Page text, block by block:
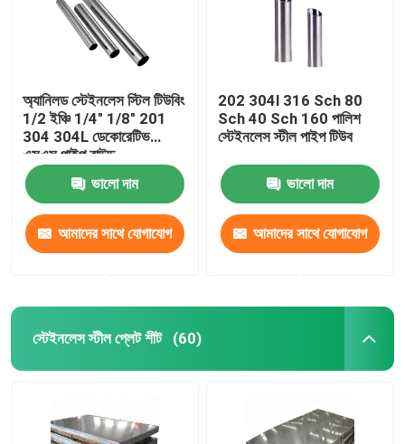
অ্যানিলড স্টেইনলেস স্টিল টিউবিং
1/2 ইঞ্চি 1/4" 1/8" 201
304 304L ডেকোরেটিভ
এসএস পাইপ রাউন্ড
ভালো দাম
আমাদের সাথে যোগাযোগ
202 304l 316 Sch 80
Sch 40 Sch 160 পালিশ
স্টেইনলেস স্টীল পাইপ টিউব
ভালো দাম
আমাদের সাথে যোগাযোগ
স্টেইনলেস স্টীল প্লেট শীট (60)